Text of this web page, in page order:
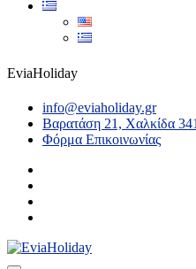
EviaHoliday
info@eviaholiday.gr
Βαρατάση 21, Χαλκίδα
Φόρμα Επικοινωνίας